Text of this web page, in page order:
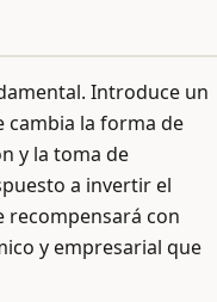
Introduce un
cambia la forma de
y la toma de
a invertir el
recompensará con
y empresarial que